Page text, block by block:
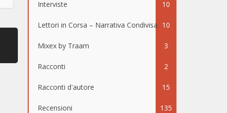
Interviste 10
Lettori in Corsa – Narrativa Condivisa 10
Mixex by Traam 3
Racconti 2
Racconti d'autore 15
Recensioni 135